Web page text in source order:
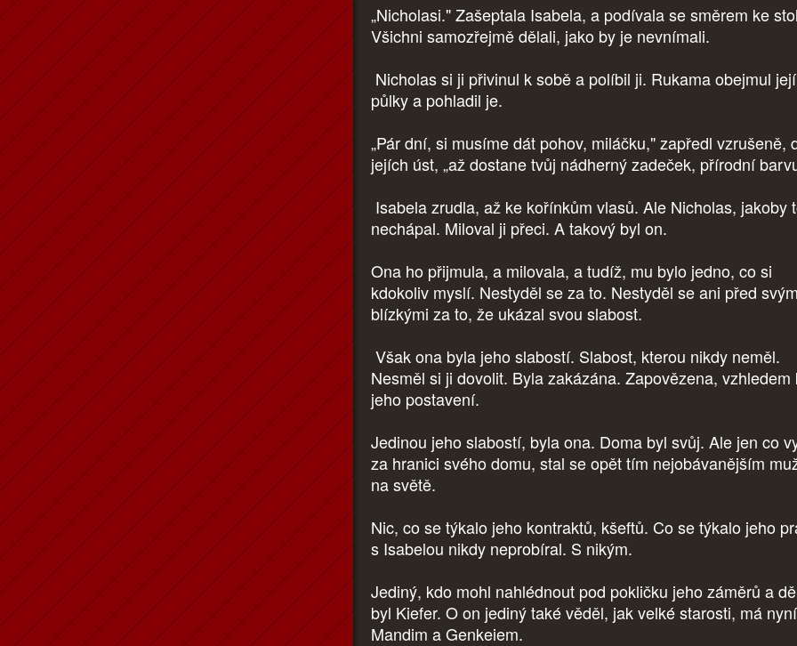
„Nicholasi." Zašeptala Isabela, a podívala se směrem ke
Všichni samozřejmě dělali, jako by je nevnímali.
Nicholas si ji přivinul k sobě a políbil ji. Rukama obejmul její
půlky a pohladil je.
„Pár dní, si musíme dát pohov, miláčku," zapředl vzrušeně,
jejích úst, „až dostane tvůj nádherný zadeček, přírodní
Isabela zrudla, až ke kořínkům vlasů. Ale Nicholas, jakoby
nechápal. Miloval ji přeci. A takový byl on.
Ona ho přijmula, a milovala, a tudíž, mu bylo jedno, co si
kdokoliv myslí. Nestyděl se za to. Nestyděl se ani před
blízkými za to, že ukázal svou slabost.
Však ona byla jeho slabostí. Slabost, kterou nikdy neměl.
Nesměl si ji dovolit. Byla zakázána. Zapovězena, vzhledem
jeho postavení.
Jedinou jeho slabostí, byla ona. Doma byl svůj. Ale jen co
za hranici svého domu, stal se opět tím nejobávanějším
na světě.
Nic, co se týkalo jeho kontraktů, kšeftů. Co se týkalo jeho
s Isabelou nikdy neprobíral. S nikým.
Jediný, kdo mohl nahlédnout pod pokličku jeho záměrů a
byl Kiefer. O on jediný také věděl, jak velké starosti, má
Mandim a Genkeiem.